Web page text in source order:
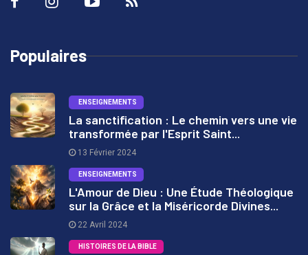
Populaires
ENSEIGNEMENTS
La sanctification : Le chemin vers une vie
transformée par l'Esprit Saint...
13 Février 2024
ENSEIGNEMENTS
L'Amour de Dieu : Une Étude Théologique
sur la Grâce et la Miséricorde Divines...
22 Avril 2024
HISTOIRES DE LA BIBLE